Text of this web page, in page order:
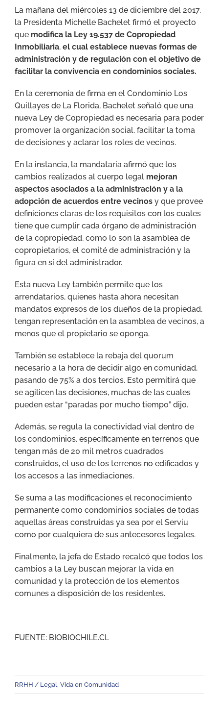
La mañana del miércoles 13 de diciembre del 2017,
la Presidenta Michelle Bachelet firmó el proyecto
que modifica la Ley 19.537 de Copropiedad
Inmobiliaria, el cual establece nuevas formas de
administración y de regulación con el objetivo de
facilitar la convivencia en condominios sociales.
En la ceremonia de firma en el Condominio Los
Quillayes de La Florida, Bachelet señaló que una
nueva Ley de Copropiedad es necesaria para poder
promover la organización social, facilitar la toma
de decisiones y aclarar los roles de vecinos.
En la instancia, la mandataria afirmó que los
cambios realizados al cuerpo legal mejoran
aspectos asociados a la administración y a la
adopción de acuerdos entre vecinos y que provee
definiciones claras de los requisitos con los cuales
tiene que cumplir cada órgano de administración
de la copropiedad, como lo son la asamblea de
copropietarios, el comité de administración y la
figura en sí del administrador.
Esta nueva Ley también permite que los
arrendatarios, quienes hasta ahora necesitan
mandatos expresos de los dueños de la propiedad,
tengan representación en la asamblea de vecinos, a
menos que el propietario se oponga.
También se establece la rebaja del quorum
necesario a la hora de decidir algo en comunidad,
pasando de 75% a dos tercios. Esto permitirá que
se agilicen las decisiones, muchas de las cuales
pueden estar “paradas por mucho tiempo” dijo.
Además, se regula la conectividad vial dentro de
los condominios, específicamente en terrenos que
tengan más de 20 mil metros cuadrados
construidos, el uso de los terrenos no edificados y
los accesos a las inmediaciones.
Se suma a las modificaciones el reconocimiento
permanente como condominios sociales de todas
aquellas áreas construidas ya sea por el Serviu
como por cualquiera de sus antecesores legales.
Finalmente, la jefa de Estado recalcó que todos los
cambios a la Ley buscan mejorar la vida en
comunidad y la protección de los elementos
comunes a disposición de los residentes.
FUENTE: BIOBIOCHILE.CL
RRHH / Legal, Vida en Comunidad